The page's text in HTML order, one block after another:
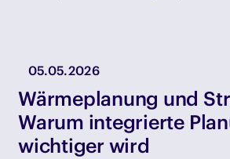
05.05.2026
Wärmeplanung und
Warum integrierte
wichtiger wird